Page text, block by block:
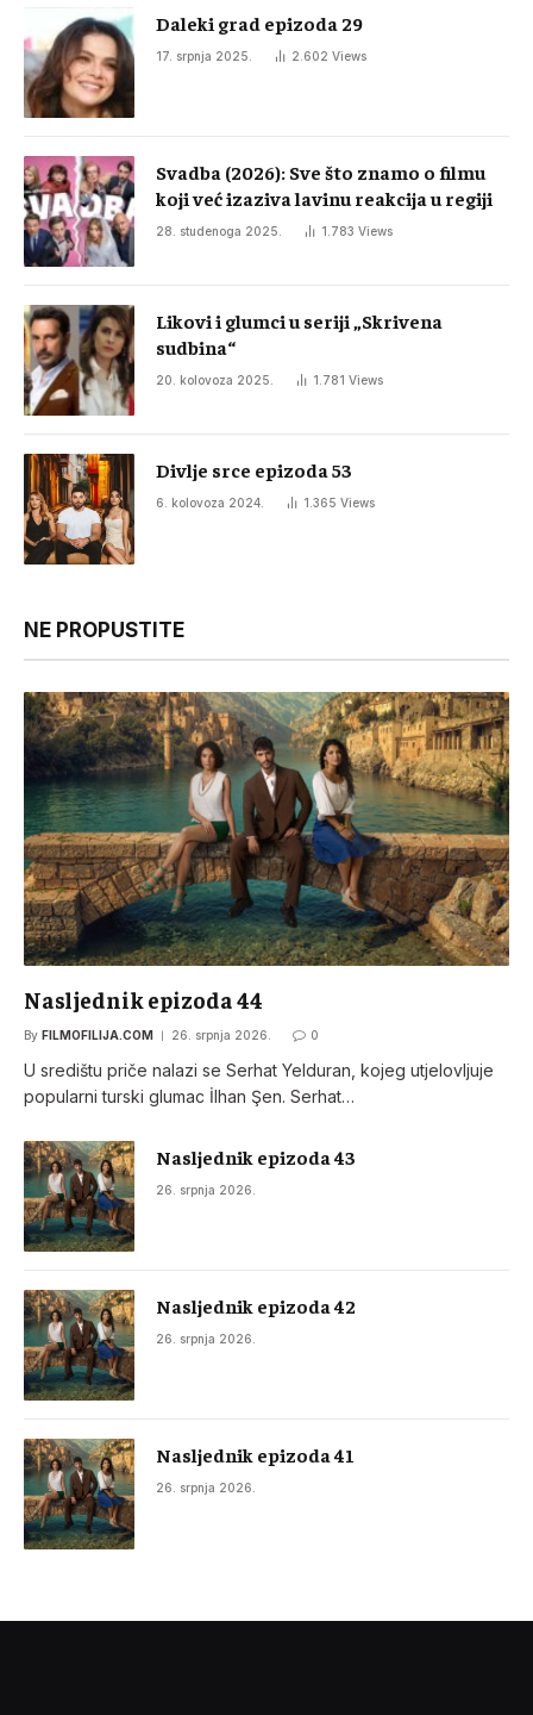
Daleki grad epizoda 29
17. srpnja 2025. 2.602 Views
Svadba (2026): Sve što znamo o filmu
koji već izaziva lavinu reakcija u regiji
28. studenoga 2025. 1.783 Views
Likovi i glumci u seriji „Skrivena
sudbina“
20. kolovoza 2025. 1.781 Views
Divlje srce epizoda 53
6. kolovoza 2024. 1.365 Views
NE PROPUSTITE
Nasljednik epizoda 44
By FILMOFILIJA.COM 26. srpnja 2026. 0
U središtu priče nalazi se Serhat Yelduran, kojeg utjelovljuje
popularni turski glumac İlhan Şen. Serhat…
Nasljednik epizoda 43
26. srpnja 2026.
Nasljednik epizoda 42
26. srpnja 2026.
Nasljednik epizoda 41
26. srpnja 2026.